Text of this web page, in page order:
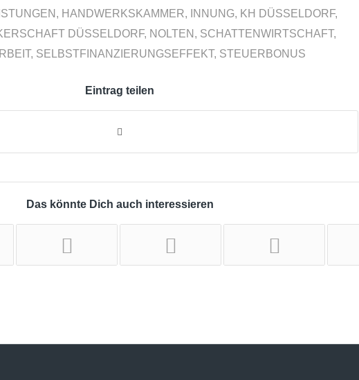
, HANDWERKSKAMMER, INNUNG, KH DÜSSELDORF,
DÜSSELDORF, NOLTEN , SCHATTENWIRTSCHAFT,
, SELBSTFINANZIERUNGSEFFEKT, STEUERBONUS
Eintrag teilen
Das könnte Dich auch interessieren